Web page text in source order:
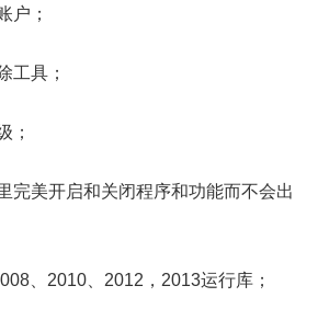
户；
工具；
；
完美开启和关闭程序和功能而不会出
、2010、2012，2013运行库；